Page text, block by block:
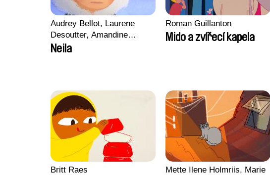
Audrey Bellot, Laurene
Desoutter, Amandine
Fernandes, Ludivine
Neila
Roman Guillanton
Mido a zvířecí kapela
Britt Raes
Mette Ilene Holmriis, Marie